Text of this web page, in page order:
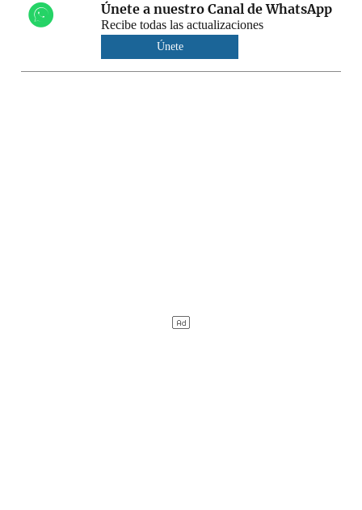
Únete a nuestro Canal de WhatsApp
Recibe todas las actualizaciones
Únete